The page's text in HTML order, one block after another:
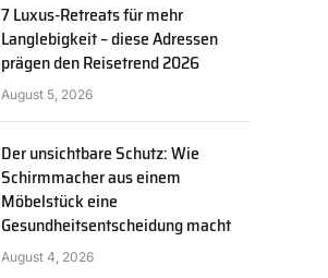
7 Luxus-Retreats für mehr
Langlebigkeit – diese Adressen
prägen den Reisetrend 2026
August 5, 2026
Der unsichtbare Schutz: Wie
Schirmmacher aus einem
Möbelstück eine
Gesundheitsentscheidung macht
August 4, 2026